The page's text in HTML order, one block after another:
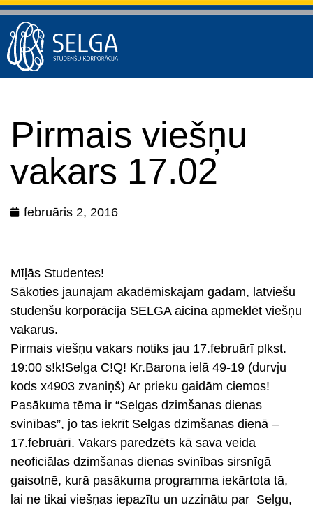
Pirmais viešņu
vakars 17.02
februāris 2, 2016
Mīļās Studentes!
Sākoties jaunajam akadēmiskajam gadam, latviešu
studenšu korporācija SELGA aicina apmeklēt viešņu
vakarus.
Pirmais viešņu vakars notiks jau 17.februārī plkst.
19:00 s!k!Selga C!Q! Kr.Barona ielā 49-19 (durvju
kods x4903 zvaniņš) Ar prieku gaidām ciemos!
Pasākuma tēma ir “Selgas dzimšanas dienas
svinības”, jo tas iekrīt Selgas dzimšanas dienā –
17.februārī. Vakars paredzēts kā sava veida
neoficiālas dzimšanas dienas svinības sirsnīgā
gaisotnē, kurā pasākuma programma iekārtota tā,
lai ne tikai viešņas iepazītu un uzzinātu par Selgu,